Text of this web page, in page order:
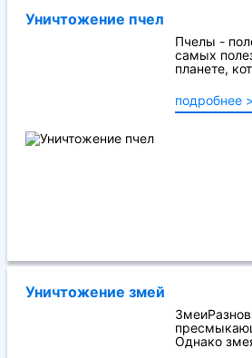
Уничтожение пчел
Пчелы -
самых
планете,
подробнее
Уничтожение змей
Однако